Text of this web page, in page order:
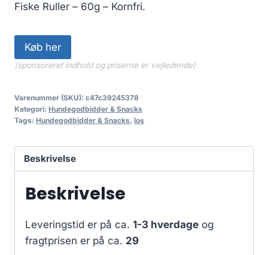
Fiske Ruller – 60g – Kornfri.
Køb her
(sponsoreret indhold og priserne er vejledende)
Varenummer (SKU): c47c39245378
Kategori: Hundegodbidder & Snacks
Tags: Hundegodbidder & Snacks, los
Beskrivelse
Beskrivelse
Leveringstid er på ca. 1-3 hverdage og
fragtprisen er på ca. 29